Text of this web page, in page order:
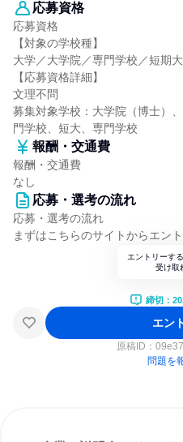
応募資格
応募資格
【対象の学校種】
大学／大学院／専門学校／短期
【応募資格詳細】
文理不問
募集対象学校：大学院（博士）
門学校、短大、専門学校
報酬・交通費
報酬・交通費
なし
応募・選考の流れ
応募・選考の流れ
まずはこちらのサイトからエン
エントリーす
受け取
締切：
エン
原稿ID：
問題を